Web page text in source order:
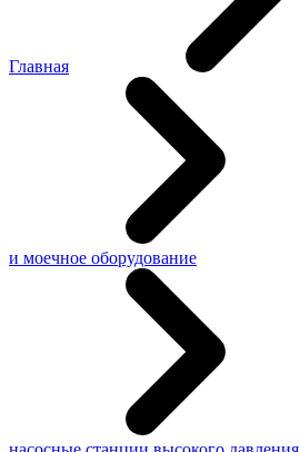
Главная
и моечное оборудование